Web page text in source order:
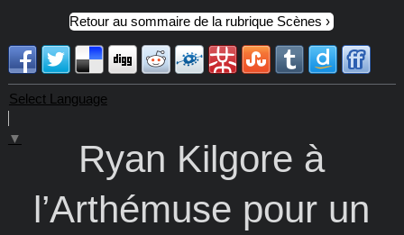
Retour au sommaire de la rubrique Scènes
Select Language
▼
Ryan Kilgore à
l’Arthémuse pour un